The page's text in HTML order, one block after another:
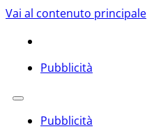
Vai al contenuto principale
Pubblicità
Pubblicità